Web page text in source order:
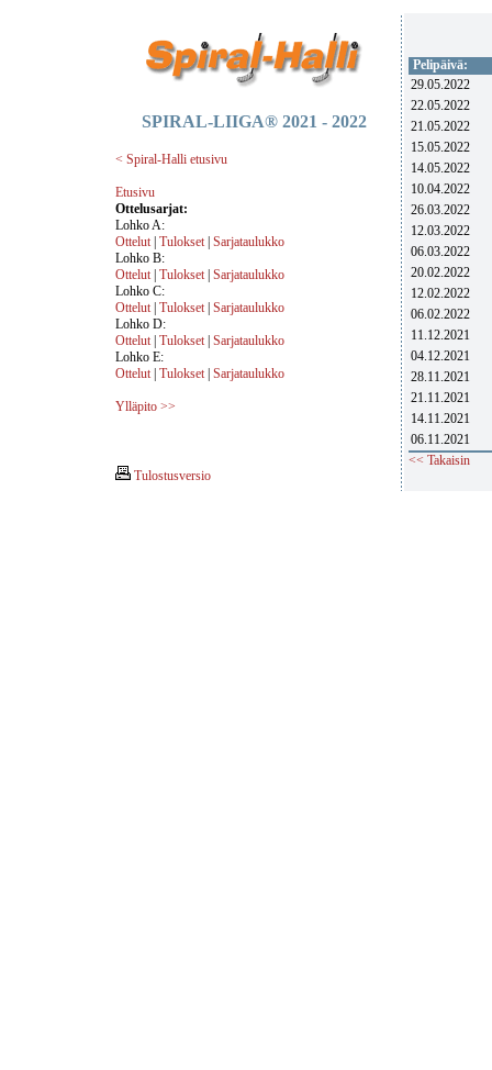
SPIRAL-LIIGA® 2021 - 2022
< Spiral-Halli etusivu
Etusivu
Ottelusarjat:
Lohko A:
Ottelut | Tulokset | Sarjataulukko
Lohko B:
Ottelut | Tulokset | Sarjataulukko
Lohko C:
Ottelut | Tulokset | Sarjataulukko
Lohko D:
Ottelut | Tulokset | Sarjataulukko
Lohko E:
Ottelut | Tulokset | Sarjataulukko
Ylläpito >>
Tulostusversio
Pelipäivä:
29.05.2022
22.05.2022
21.05.2022
15.05.2022
14.05.2022
10.04.2022
26.03.2022
12.03.2022
06.03.2022
20.02.2022
12.02.2022
06.02.2022
11.12.2021
04.12.2021
28.11.2021
21.11.2021
14.11.2021
06.11.2021
<< Takaisin